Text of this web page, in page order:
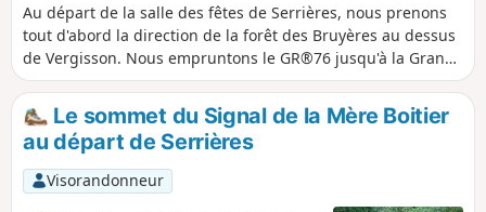
Au départ de la salle des fêtes de Serrières, nous prenons
tout d'abord la direction de la forêt des Bruyères au dessus
de Vergisson. Nous empruntons le GR®76 jusqu'à la Grange
du Bois. Puis nous redescendrons sur les bords de la Petite
Grosne en direction de Burnaizé et les Guèrins. Nous
remontons vers la Fontaine Marguerite sur le versant Nord-
Est de la Mère Boitier. Le retour par le hameau des
Provenchères et les Monterrains nous offrent de très belles
vues.
Le sommet du Signal de la Mère Boitier
au départ de Serrières
Visorandonneur